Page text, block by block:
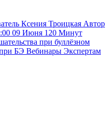
Ксения Троицкая Автор
09 Июня 120 Минут
при буллёзном
БЭ Вебинары Экспертам